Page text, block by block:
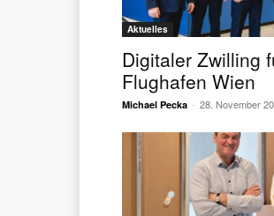
Aktuelles
Digitaler Zwilling
Flughafen Wien
Michael Pecka - 28. November